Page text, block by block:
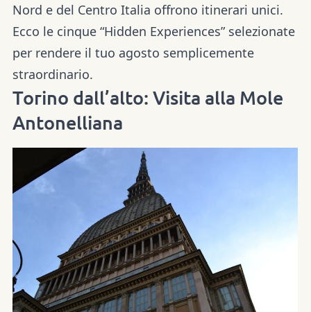
Nord e del Centro Italia offrono itinerari unici.
Ecco le cinque “Hidden Experiences” selezionate
per rendere il tuo agosto semplicemente
straordinario.
Torino dall’alto: Visita alla Mole
Antonelliana